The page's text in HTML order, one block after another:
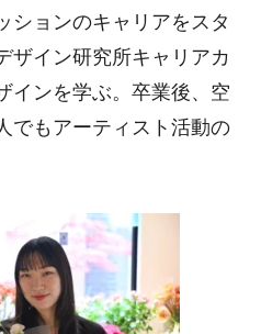
ションのキャリアをスタ
ザイン研究所キャリアカ
インを学ぶ。卒業後、空
でもアーティスト活動の